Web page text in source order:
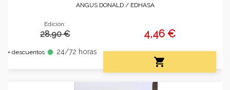
ANGUS DONALD / EDHASA
Edición:
28.90 €
+ descuentos fiber_manual_record 24/72 horas
4,46 €
